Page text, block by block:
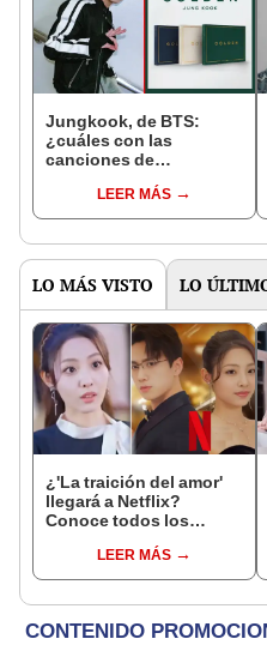
Jungkook, de BTS:
¿cuáles con las
canciones de
oficial de su primer
álbum
LEER MÁS
LO MÁS VISTO LO
¿'La traición del amor'
llegará a Netflix?
Conoce todos los
del drama chino ONLINE
LEER MÁS